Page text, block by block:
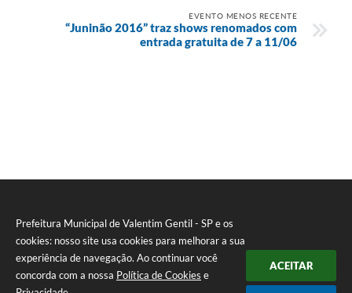
Prefeitura Municipal de Valentim Gentil - SP e os
cookies: nosso site usa cookies para melhorar a sua
experiência de navegação. Ao continuar você
concorda com a nossa Política de Cookies e
ACEITAR
EVENTO MENOS RECENTE
“Juninão 2016” traz shows renomados com
entrada gratuita de 7 a 11/06